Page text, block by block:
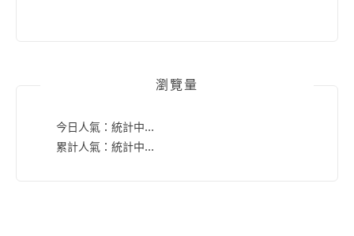
瀏覽量
今日人氣： 統計中...
累計人氣： 統計中...